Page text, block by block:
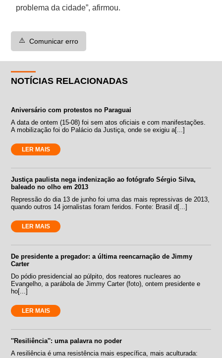
problema da cidade”, afirmou.
⚠️ Comunicar erro
NOTÍCIAS RELACIONADAS
Aniversário com protestos no Paraguai
A data de ontem (15-08) foi sem atos oficiais e com manifestações.
A mobilização foi do Palácio da Justiça, onde se exigiu a[...]
LER MAIS
Justiça paulista nega indenização ao fotógrafo Sérgio Silva,
baleado no olho em 2013
Repressão do dia 13 de junho foi uma das mais repressivas de 2013,
quando outros 14 jornalistas foram feridos. Fonte: Brasil d[...]
LER MAIS
De presidente a pregador: a última reencarnação de Jimmy
Carter
Do pódio presidencial ao púlpito, dos reatores nucleares ao
Evangelho, a parábola de Jimmy Carter (foto), ontem presidente e
ho[...]
LER MAIS
''Resiliência'': uma palavra no poder
A resiliência é uma resistência mais específica, mais aculturada: